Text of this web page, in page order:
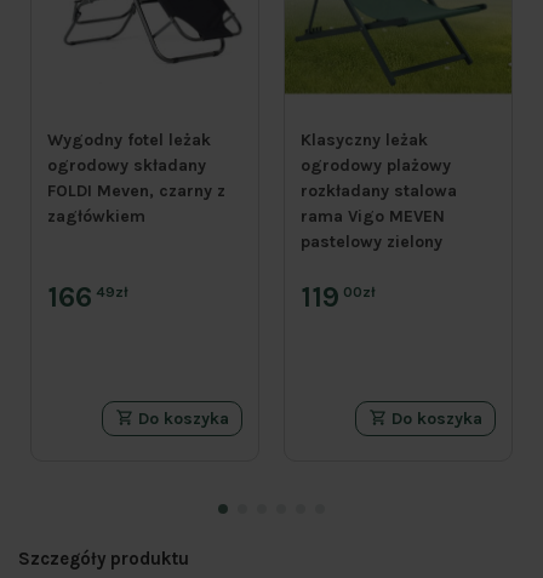
Wygodny fotel leżak
ogrodowy składany
FOLDI Meven, czarny z
zagłówkiem
166 49zł
Do koszyka
Klasyczny leżak
ogrodowy plażowy
rozkładany stalowa
rama Vigo MEVEN
pastelowy zielony
119 00zł
Do koszyka
Szczegóły produktu